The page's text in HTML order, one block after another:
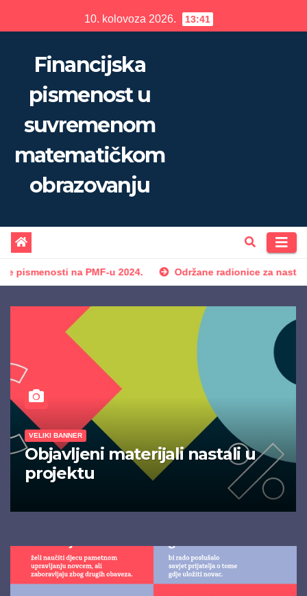
to
10. kolovoza 2026. 13:41
Financijska
pismenost u
suvremenom
matematičkom
obrazovanju
PMF-u 2024. Održane radionice za nastavnike u
VELIKI BANNER
Objavljeni materijali nastali u
projektu